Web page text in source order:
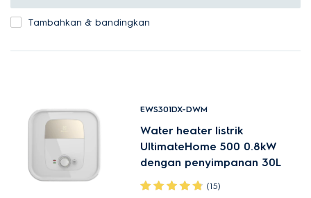
Tambahkan & bandingkan
EWS301DX-DWM
Water heater listrik
UltimateHome 500 0.8kW
dengan penyimpanan 30L
(15)